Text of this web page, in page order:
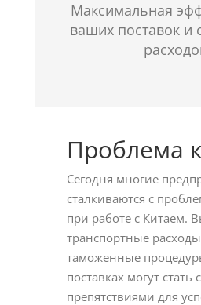
Максимальная
ваших поставок и
Проблема
Сегодня многие
сталкиваются с
при работе с Китаем.
транспортные
таможенные
поставках могут
препятствиями для